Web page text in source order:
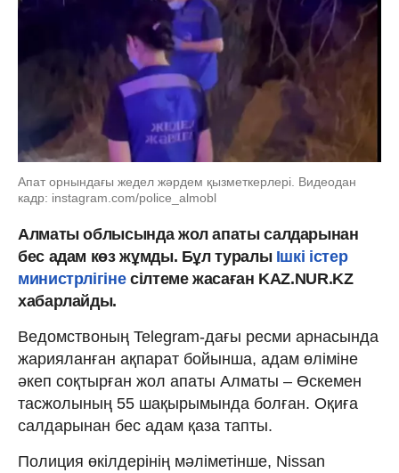
Апат орнындағы жедел жәрдем қызметкерлері. Видеодан
кадр: instagram.com/police_almobl
Алматы облысында жол апаты салдарынан
бес адам көз жұмды. Бұл туралыІшкі істер
министрлігіне сілтеме жасаған KAZ.NUR.KZ
хабарлайды.
Ведомствоның Telegram-дағы ресми арнасында
жарияланған ақпарат бойынша, адам өліміне
әкеп соқтырған жол апаты Алматы – Өскемен
тасжолының 55 шақырымында болған. Оқиға
салдарынан бес адам қаза тапты.
Полиция өкілдерінің мәліметінше, Nissan